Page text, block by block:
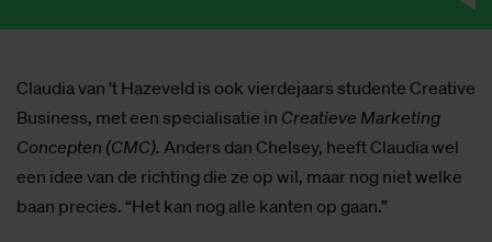
Claudia van ’t Hazeveld is ook vierdejaars studente Creative
Business, met een specialisatie in Creatieve Marketing
Concepten (CMC). Anders dan Chelsey, heeft Claudia wel
een idee van de richting die ze op wil, maar nog niet welke
baan precies. “Het kan nog alle kanten op gaan.”